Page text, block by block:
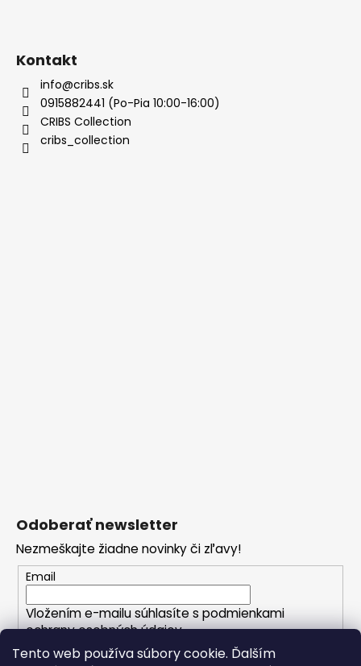
Tento web používa súbory cookie. Ďalším
Kontakt
info@cribs.sk
0915882441 (Po-Pia 10:00-16:00)
CRIBS Collection
cribs_collection
Odoberať newsletter
Nezmeškajte žiadne novinky či zľavy!
Email
Vložením e-mailu súhlasíte spodmienkami
ochrany osobných údajov